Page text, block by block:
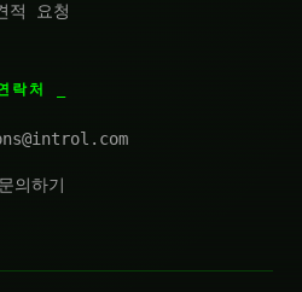
적 요청
락처
문의하기